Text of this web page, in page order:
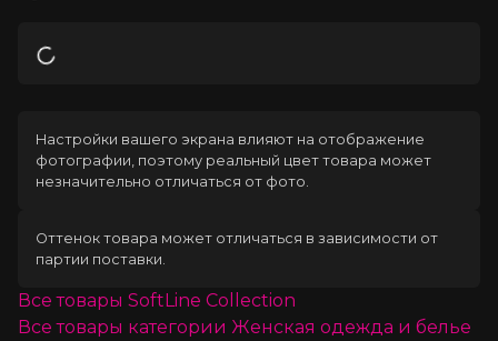
Загрузка
Настройки вашего экрана влияют на отображение
фотографии, поэтому реальный цвет товара может
незначительно отличаться от фото.
Оттенок товара может отличаться в зависимости от
партии поставки.
Все товары SoftLine Collection
Все товары категории Женская одежда и белье